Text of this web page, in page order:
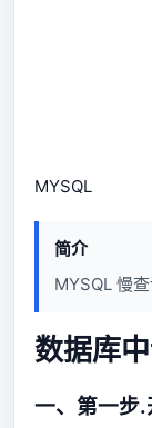
MYSQL
简介
MYSQL 慢
数据库
一、第一步